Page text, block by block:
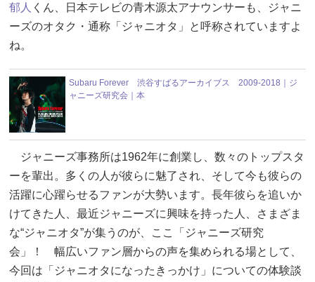
郁人 くん、日本テレビの青木源太アナウンサーも、ジャニ
ーズのオタク・通称「ジャニオタ」と呼称されていますよ
ね。
Subaru Forever 渋谷すばるアーカイブス 2009-2018｜ジ
ャニーズ研究会｜本
ジャニーズ事務所は1962年に創業し、数々のトップスタ
ーを輩出。多くの人が彼らに魅了され、そして今も彼らの
活躍に心躍らせるファンが大勢います。長年彼らを追いか
けてきた人、最近ジャニーズに興味を持った人、さまざま
な“ジャニオタ”が集うのが、ここ「ジャニーズ研究
会」！ 幅広いファン層からの声を集められる場として、
今回は「ジャニオタになったきっかけ」についての体験談